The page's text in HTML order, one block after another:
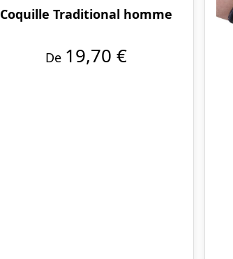
Coquille Traditional homme
De 19,70 €